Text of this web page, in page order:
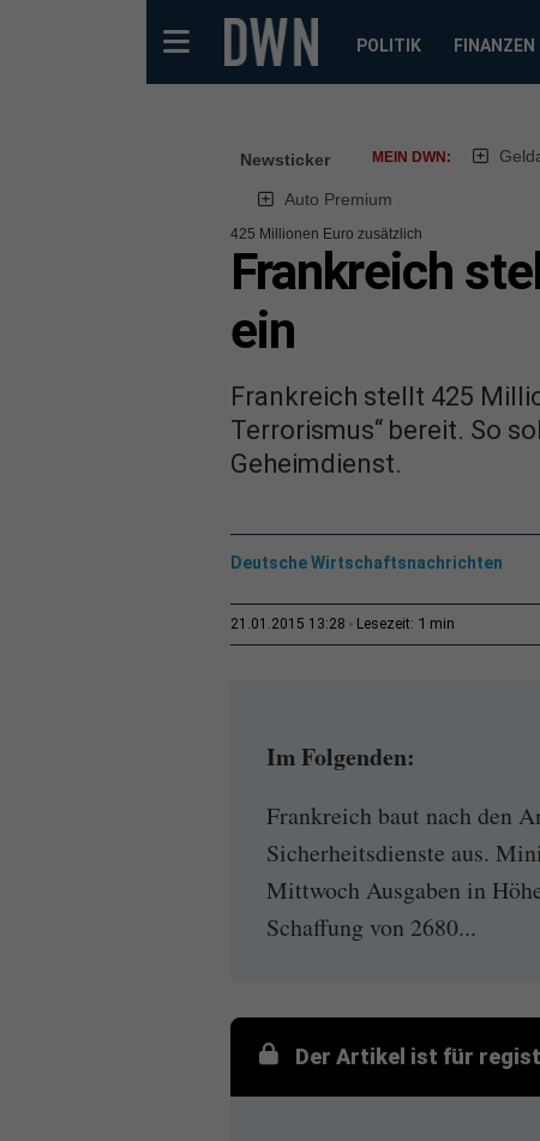
POLITIK FINANZEN
Newsticker MEIN DWN:
Auto Premium
425 Millionen Euro zusätzlich
Frankreich
ein
Frankreich stellt 425
Terrorismus“ bereit. So
Geheimdienst.
Deutsche Wirtschaftsnachrichten
21.01.2015 13:28 Lesezeit: 1 min
Im Folgenden:
Frankreich baut nach den
Sicherheitsdienste aus.
Mittwoch Ausgaben in
Schaffung von 2680...
Der Artikel ist für